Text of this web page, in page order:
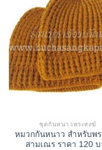
ชุดกันหนาวพระสงฆ์
หมวกกันหนาว สำหรับพ
สามเณร ราคา 120